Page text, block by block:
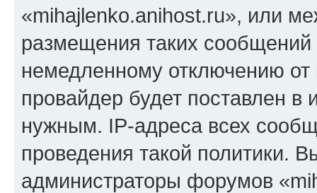
«mihajlenko.anihost.ru», или
размещения таких
немедленному отключению
провайдер будет поставлен в
нужным. IP-адреса всех
проведения такой политики.
администраторы форумов